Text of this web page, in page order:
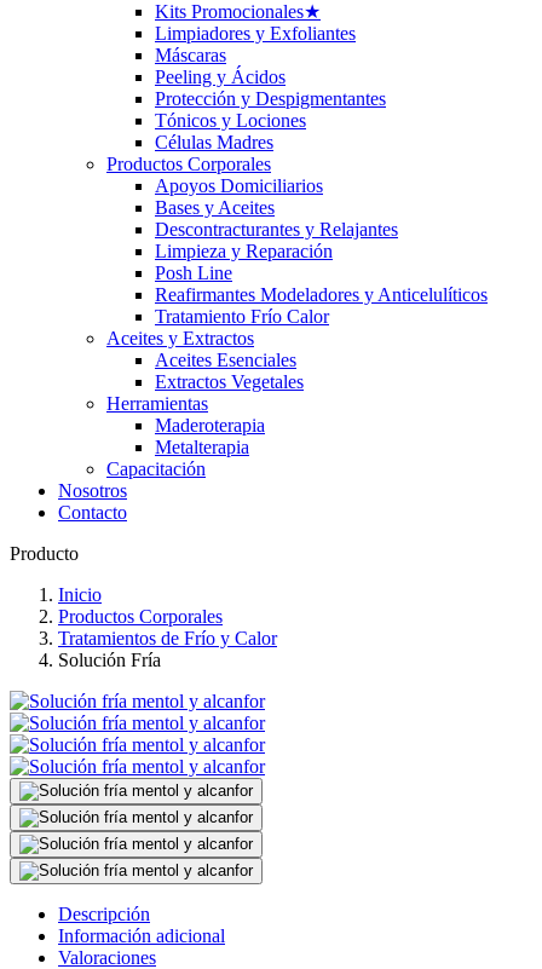
Kits Promocionales★
Limpiadores y Exfoliantes
Máscaras
Peeling y Ácidos
Protección y Despigmentantes
Tónicos y Lociones
Células Madres
Productos Corporales
Apoyos Domiciliarios
Bases y Aceites
Descontracturantes y Relajantes
Limpieza y Reparación
Posh Line
Reafirmantes Modeladores y Anticelulíticos
Tratamiento Frío Calor
Aceites y Extractos
Aceites Esenciales
Extractos Vegetales
Herramientas
Maderoterapia
Metalterapia
Capacitación
Nosotros
Contacto
Producto
Inicio
Productos Corporales
Tratamientos de Frío y Calor
Solución Fría
Descripción
Información adicional
Valoraciones